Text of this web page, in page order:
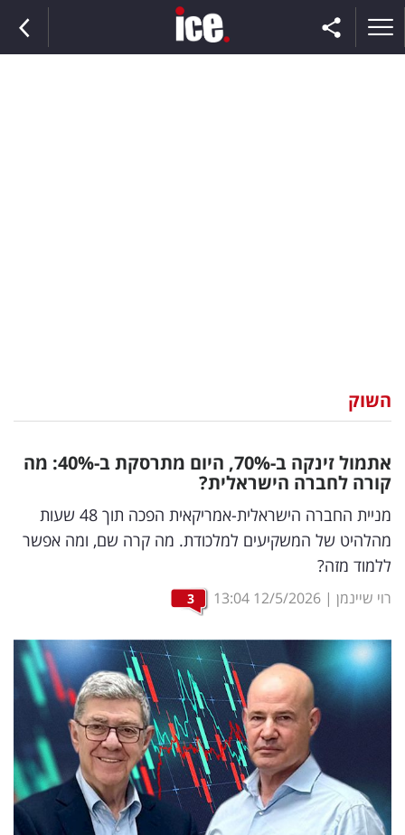
וצרכנות
דיגיטל
וטק
שיווק
ופרסום
מדדים
ומחקרים
רכילות
עסקית
השוק
אתמול זינקה ב-70% , היום מתרסקת ב-40%
: מה
קורה לחברה הישראלית?
מניית החברה הישראלית-אמריקאית הפכה תוך 48 שעות
מהלהיט של המשקיעים למלכודת. מה קרה שם, ומה אפשר
ללמוד מזה?
רוי שיינמן |
12/5/2026
13:04
3